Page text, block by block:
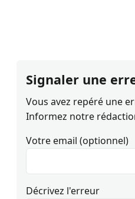
Signaler une
Vous avez repéré une
Informez notre
Votre email (optionnel)
Décrivez l'erreur